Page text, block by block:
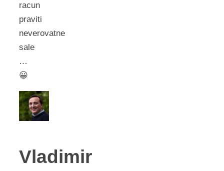
racun
praviti
neverovatne
sale
…
😀
Vladimir